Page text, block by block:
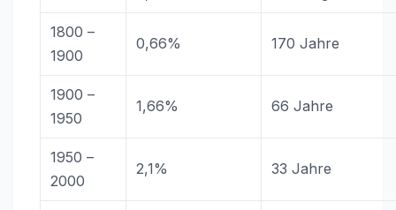
1800 –
1900
0,66% 170 Jahre
1900 –
1950
1,66% 66 Jahre
1950 –
2000
2,1% 33 Jahre